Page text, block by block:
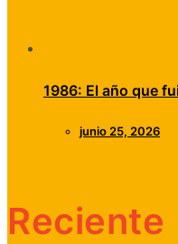
1986: El año que
junio 25, 2026
Reciente